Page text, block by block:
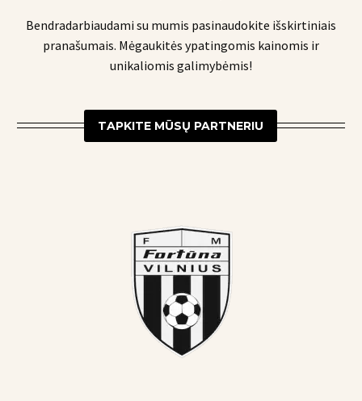
Bendradarbiaudami su mumis pasinaudokite išskirtiniais
pranašumais. Mėgaukitės ypatingomis kainomis ir
unikaliomis galimybėmis!
TAPKITE MŪSŲ PARTNERIU